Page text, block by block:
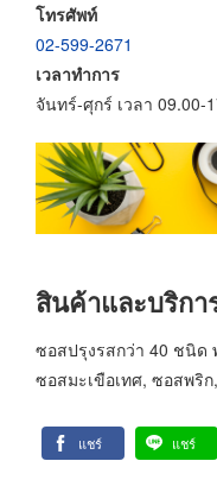
โทรศัพท์
02-599-2671
เวลาทำการ
จันทร์-ศุกร์ เวลา 09.00-
สินค้าและบริกา
ซอสปรุงรสกว่า 40 ชนิด
ซอสมะเขือเทศ, ซอสพริ
แชร์ แชร์